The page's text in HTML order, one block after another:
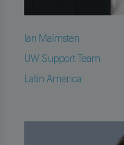
Ian Malmsten
UW Support Team
Latin America